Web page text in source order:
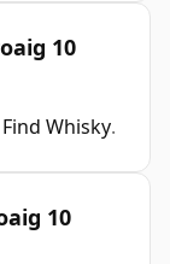
10
Whisky.
10